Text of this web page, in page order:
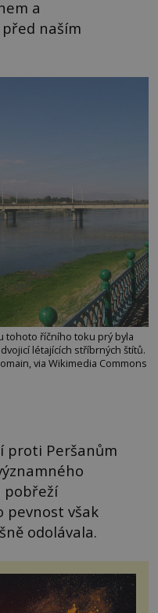
a
naším
tohoto říčního toku prý byla
létajících stříbrných štítů.
via Wikimedia Commons
proti Peršanům
pobřeží
pevnost však
odolávala.